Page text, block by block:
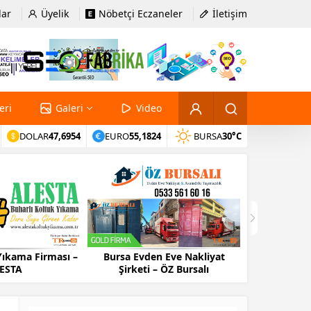
Üyelik Nöbetçi Eczaneler İletişim
Galeri Video
DOLAR47,6954 EURO55,1824 BURSA30°C
Firması –
Bursa Evden Eve Nakliyat
Şirketi – ÖZ Bursalı